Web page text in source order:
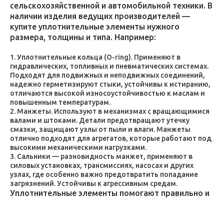
сельскохозяйственной и автомобильной техники. В
наличии изделия ведущих производителей —
купите уплотнительные элементы нужного
размера, толщины и типа. Например:
Уплотнительные кольца (O-ring). Применяют в
гидравлических, топливных и пневматических системах.
Подходят для подвижных и неподвижных соединений,
надежно герметизируют стыки, устойчивы к истиранию,
отличаются высокой износоустойчивостью к маслам и
повышенным температурам.
Манжеты. Используют в механизмах с вращающимися
валами и штоками. Детали предотвращают утечку
смазки, защищают узлы от пыли и влаги. Манжеты
отлично подходят для агрегатов, которые работают под
высокими механическими нагрузками.
Сальники — разновидность манжет, применяют в
силовых установках, трансмиссиях, насосах и других
узлах, где особенно важно предотвратить попадание
загрязнений. Устойчивы к агрессивным средам.
Уплотнительные элементы помогают правильно и